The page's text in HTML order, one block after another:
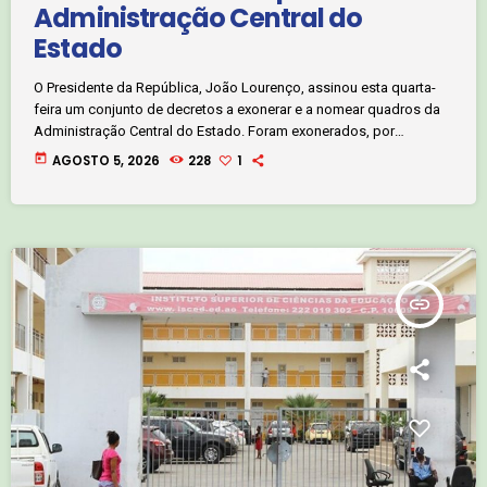
Administração Central do
Estado
O Presidente da República, João Lourenço, assinou esta quarta-
feira um conjunto de decretos a exonerar e a nomear quadros da
Administração Central do Estado. Foram exonerados, por
conveniência de serviço, Heitor Dário de José Henriques Alfredo,
today AGOSTO 5, 2026 228 1
insert_link